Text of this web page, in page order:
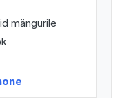
mängurile